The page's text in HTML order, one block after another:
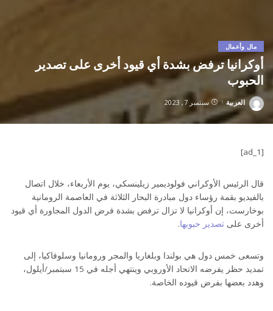
مال وأعمال
أوكرانيا ترفض بشدة أي قيود أخرى على تصدير
الحبوب
Posted
by
العربية سبتمبر 7, 2023
[ad_1]
قال الرئيس الأوكراني فولوديمير زيلينسكي، يوم الأربعاء، خلال اتصال
بالفيديو بقمة رؤساء دول مبادرة البحار الثلاثة في العاصمة الرومانية
بوخارست، إن أوكرانيا لا تزال ترفض بشدة فرض الدول المجاورة أي قيود
أخرى على تصدير حبوبها.
وتسعى خمس دول هي بولندا وبلغاريا والمجر ورومانيا وسلوفاكيا، إلى
تمديد حظر يفرضه الاتحاد الأوروبي وينتهي أجله في 15 سبتمبر/أيلول،
وهدد بعضها بفرض قيوده الخاصة.